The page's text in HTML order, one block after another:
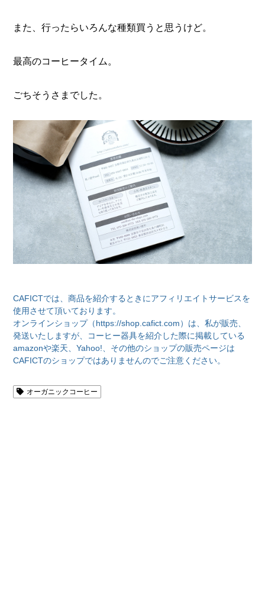
また、行ったらいろんな種類買うと思うけど。
最高のコーヒータイム。
ごちそうさまでした。
CAFICTでは、商品を紹介するときにアフィリエイトサービスを
使用させて頂いております。
オンラインショップ（https://shop.cafict.com）は、私が販売、
発送いたしますが、コーヒー器具を紹介した際に掲載している
amazonや楽天、Yahoo!、その他のショップの販売ページは
CAFICTのショップではありませんのでご注意ください。
オーガニックコーヒー